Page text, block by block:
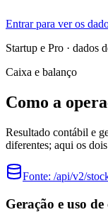
Entrar para ver os
Startup e Pro · dados
Caixa e balanço
Como a
Resultado contábil e
diferentes; aqui os
Fonte: /api/v2/
Geração e uso de